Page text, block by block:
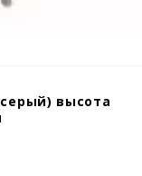
высота